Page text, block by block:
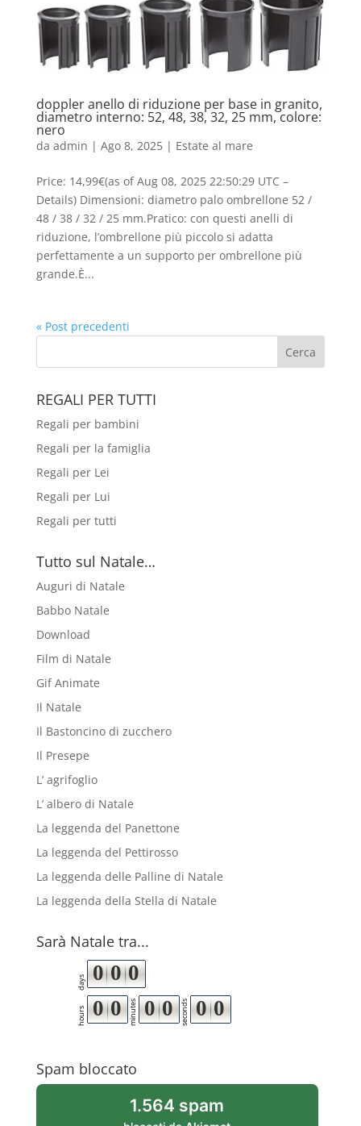
doppler anello di riduzione per base in granito,
diametro interno: 52, 48, 38, 32, 25 mm, colore:
nero
da admin | Ago 8, 2025| Estate al mare
Price: 14,99€(as of Aug 08, 2025 22:50:29 UTC –
Details) Dimensioni: diametro palo ombrellone 52 /
48 / 38 / 32 / 25 mm.Pratico: con questi anelli di
riduzione, l’ombrellone più piccolo si adatta
perfettamente a un supporto per ombrellone più
grande.È...
« Post precedenti
REGALI PER TUTTI
Regali per bambini
Regali per la famiglia
Regali per Lei
Regali per Lui
Regali per tutti
Tutto sul Natale…
Auguri di Natale
Babbo Natale
Download
Film di Natale
Gif Animate
Il Natale
Il Bastoncino di zucchero
Il Presepe
L’ agrifoglio
L’ albero di Natale
La leggenda del Panettone
La leggenda del Pettirosso
La leggenda delle Palline di Natale
La leggenda della Stella di Natale
Sarà Natale tra...
days 0 0 0
hours 0 0 minutes 0 0 seconds 0 0
Spam bloccato
1.564 spam